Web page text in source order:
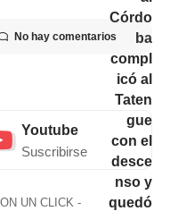
No hay comentarios
Youtube
Suscribirse
UN CLICK -